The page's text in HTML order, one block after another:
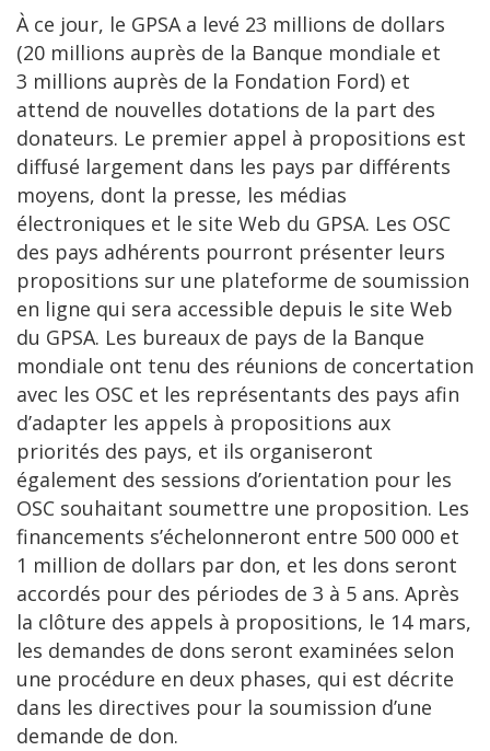
À ce jour, le GPSA a levé 23 millions de dollars
(20 millions auprès de la Banque mondiale et
3 millions auprès de la Fondation Ford) et
attend de nouvelles dotations de la part des
donateurs. Le premier appel à propositions est
diffusé largement dans les pays par différents
moyens, dont la presse, les médias
électroniques et le site Web du GPSA. Les OSC
des pays adhérents pourront présenter leurs
propositions sur une plateforme de soumission
en ligne qui sera accessible depuis le site Web
du GPSA. Les bureaux de pays de la Banque
mondiale ont tenu des réunions de concertation
avec les OSC et les représentants des pays afin
d’adapter les appels à propositions aux
priorités des pays, et ils organiseront
également des sessions d’orientation pour les
OSC souhaitant soumettre une proposition. Les
financements s’échelonneront entre 500 000 et
1 million de dollars par don, et les dons seront
accordés pour des périodes de 3 à 5 ans. Après
la clôture des appels à propositions, le 14 mars,
les demandes de dons seront examinées selon
une procédure en deux phases, qui est décrite
dans les directives pour la soumission d’une
demande de don.